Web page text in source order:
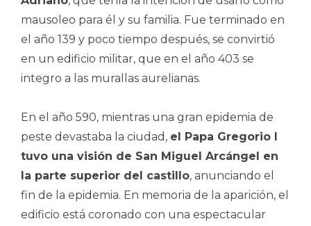
mausoleo para él y su familia. Fue terminado en
el año 139 y poco tiempo después, se convirtió
en un edificio militar, que en el año 403 se
integro a las murallas aurelianas.
En el año 590, mientras una gran epidemia de
peste devastaba la ciudad, el Papa Gregorio I
tuvo una visión de San Miguel Arcángel en
la parte superior del castillo, anunciando el
fin de la epidemia. En memoria de la aparición, el
edificio está coronado con una espectacular